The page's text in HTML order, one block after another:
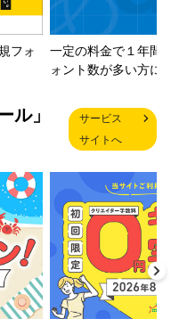
フォ
一定の料金で１年間
ォント数が多い方に
ル」
サービス
サイトへ